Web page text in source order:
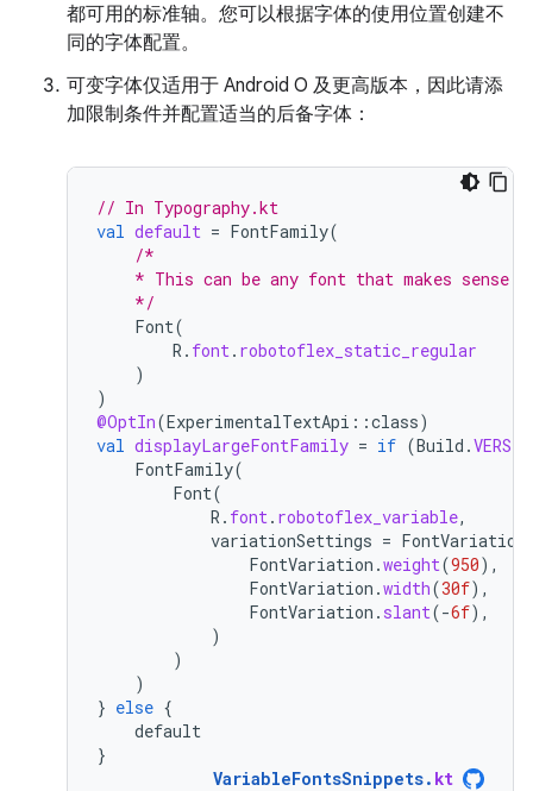
都可用的标准轴。您可以根据字体的使用位置创建不
同的字体配置。
可变字体仅适用于 Android O 及更高版本，因此请添
加限制条件并配置适当的后备字体：
// In Typography.kt
val default = FontFamily(
/*
    * This can be any font that makes sense
    */
Font(
R . font . robotoflex_static_regular
)
)
@OptIn(ExperimentalTextApi ::class)
val displayLargeFontFamily = if (Build .
FontFamily(
Font(
R . font . robotoflex_variable,
variationSettings = FontVariation
FontVariation .weight(950),
FontVariation .width(30f),
FontVariation . slant(-6f),
)
)
)
} else {
default
}
VariableFontsSnippets. kt